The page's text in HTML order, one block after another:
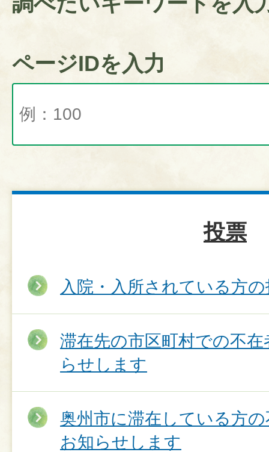
ページIDを入力
投票
入院・入所されている方
滞在先の市区町村での不
らせします
奥州市に滞在している方
お知らせします